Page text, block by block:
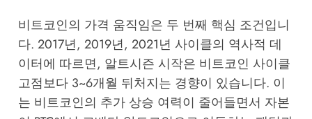
비트코인의 가격 움직임은 두 번째 핵심 조건입니
다. 2017년, 2019년, 2021년 사이클의 역사적 데
이터에 따르면, 알트시즌 시작은 비트코인 사이클
고점보다 3~6개월 뒤처지는 경향이 있습니다. 이
는 비트코인의 추가 상승 여력이 줄어들면서 자본